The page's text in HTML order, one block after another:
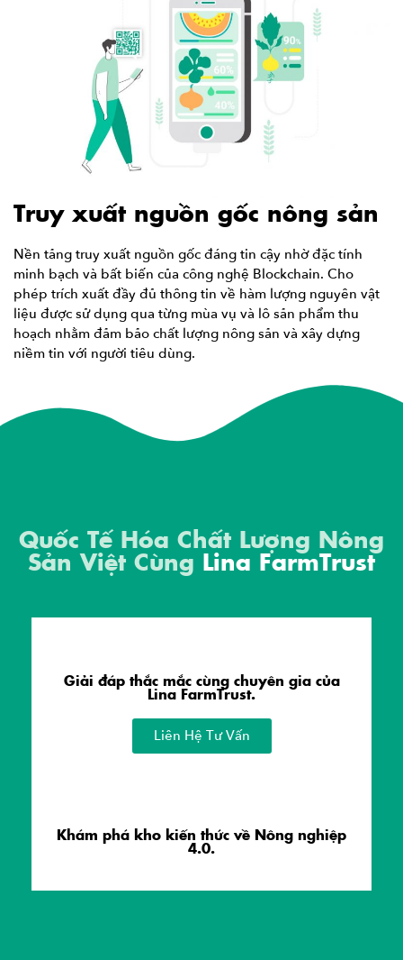
Truy xuất nguồn gốc nông sản
Nền tảng truy xuất nguồn gốc đáng tin cậy nhờ đặc tính
minh bạch và bất biến của công nghệ Blockchain. Cho
phép trích xuất đầy đủ thông tin về hàm lượng nguyên vật
liệu được sử dụng qua từng mùa vụ và lô sản phẩm thu
hoạch nhằm đảm bảo chất lượng nông sản và xây dựng
niềm tin với người tiêu dùng.
Quốc Tế Hóa Chất Lượng Nông
Sản Việt Cùng Lina FarmTrust
Giải đáp thắc mắc cùng chuyên gia của
Lina FarmTrust.
Liên Hệ Tư Vấn
Khám phá kho kiến thức về Nông nghiệp
4.0.